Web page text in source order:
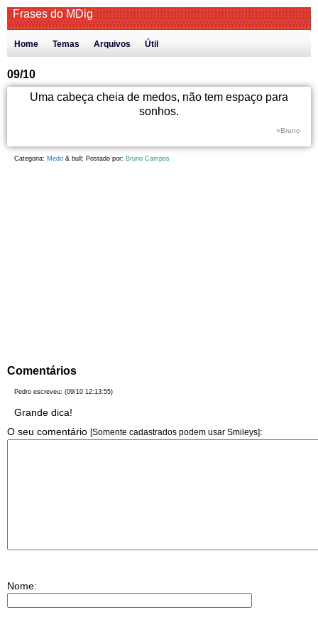
Frases do MDig
Home Temas Arquivos Útil
09/10
Uma cabeça cheia de medos, não tem espaço para
sonhos.
»Bruno
Categoria: Medo & bull; Postado por: Bruno Campos
Comentários
Pedro escreveu: (09/10 12:13:55)
Grande dica!
O seu comentário [Somente cadastrados podem usar Smileys]:
Nome: